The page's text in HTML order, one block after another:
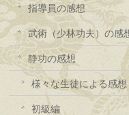
指導員の感想
武術（少林功夫）の感
静功の感想
様々な生徒による感想
初級編